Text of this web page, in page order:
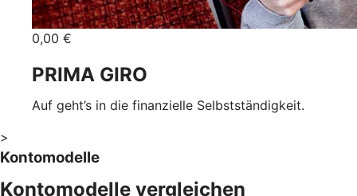
0,00 €
PRIMA GIRO
Auf geht’s in die finanzielle Selbstständigkeit.
>
Kontomodelle
Kontomodelle vergleichen